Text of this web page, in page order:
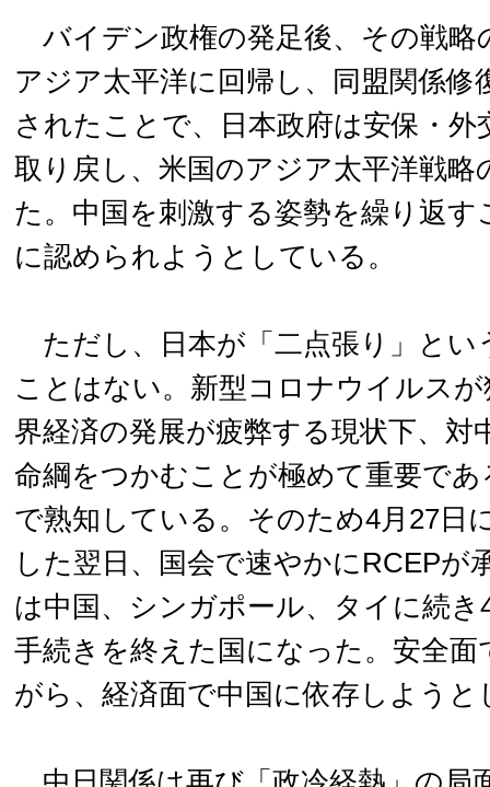
バイデン政権の発足後、その戦略
アジア太平洋に回帰し、同盟関係修
されたことで、日本政府は安保・外
取り戻し、米国のアジア太平洋戦略
た。中国を刺激する姿勢を繰り返す
に認められようとしている。
ただし、日本が「二点張り」とい
ことはない。新型コロナウイルス
界経済の発展が疲弊する現状下、対
命綱をつかむことが極めて重要で
で熟知している。そのため4月27日
した翌日、国会で速やかにRCEPが
は中国、シンガポール、タイに続き
手続きを終えた国になった。安全面
がら、経済面で中国に依存しようと